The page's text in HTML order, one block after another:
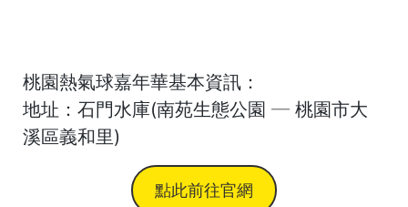
桃園熱氣球嘉年華基本資訊：
地址：石門水庫(南苑生態公園 ─ 桃園市大
溪區義和里)
點此前往官網